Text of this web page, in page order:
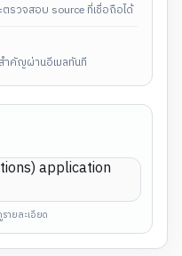
รวจสอบ source ที่เชื่อถือได้
ำคัญผ่านอีเมลทันที
ายละเอียด